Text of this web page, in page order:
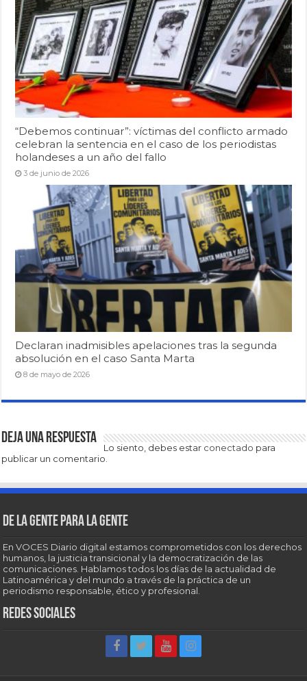
“Debemos continuar”: víctimas del conflicto armado
celebran la sentencia en el caso de los periodistas
holandeses a un año del fallo
3 de junio de 2026
Declaran inadmisibles apelaciones tras la segunda
absolución en el caso Santa Marta
8 de mayo de 2026
Deja una respuesta
Lo siento, debes estar conectado para
publicar un comentario.
De la gente para la gente
En VOCES Diario digital estamos comprometidos con los derechos
humanos, la justicia transicional y la democratización de las
comunicaciones. Hablamos todos los días de la actualidad de
Latinoamérica y del mundo a través de la práctica de un
periodismo responsable, ético y profesional.
Redes sociales